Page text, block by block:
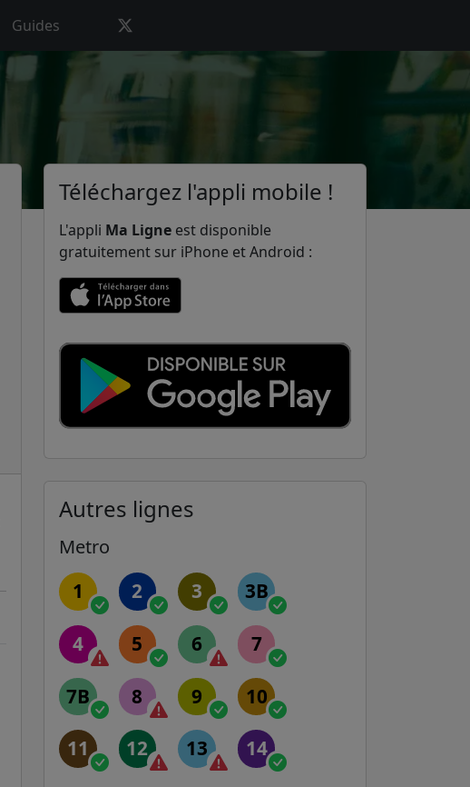
Guides
Téléchargez l'appli mobile !
L'appli Ma Ligne est disponible
gratuitement sur iPhone et Android :
Autres lignes
Metro
1 2 3 3B
4 5 6 7
7B 8 9 10
11 12 13 14